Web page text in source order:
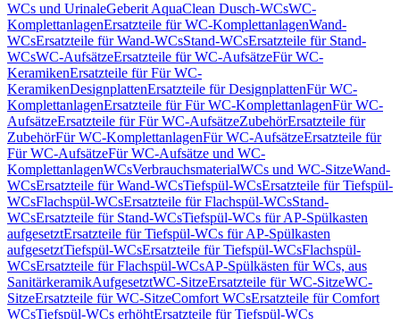
WCs und UrinaleGeberit AquaClean Dusch-WCsWC-
KomplettanlagenErsatzteile für WC-KomplettanlagenWand-
WCsErsatzteile für Wand-WCsStand-WCsErsatzteile für Stand-
WCsWC-AufsätzeErsatzteile für WC-AufsätzeFür WC-
KeramikenErsatzteile für Für WC-
KeramikenDesignplattenErsatzteile für DesignplattenFür WC-
KomplettanlagenErsatzteile für Für WC-KomplettanlagenFür WC-
AufsätzeErsatzteile für Für WC-AufsätzeZubehörErsatzteile für
ZubehörFür WC-KomplettanlagenFür WC-AufsätzeErsatzteile für
Für WC-AufsätzeFür WC-Aufsätze und WC-
KomplettanlagenWCsVerbrauchsmaterialWCs und WC-SitzeWand-
WCsErsatzteile für Wand-WCsTiefspül-WCsErsatzteile für Tiefspül-
WCsFlachspül-WCsErsatzteile für Flachspül-WCsStand-
WCsErsatzteile für Stand-WCsTiefspül-WCs für AP-Spülkasten
aufgesetztErsatzteile für Tiefspül-WCs für AP-Spülkasten
aufgesetztTiefspül-WCsErsatzteile für Tiefspül-WCsFlachspül-
WCsErsatzteile für Flachspül-WCsAP-Spülkästen für WCs, aus
SanitärkeramikAufgesetztWC-SitzeErsatzteile für WC-SitzeWC-
SitzeErsatzteile für WC-SitzeComfort WCsErsatzteile für Comfort
WCsTiefspül-WCs erhöhtErsatzteile für Tiefspül-WCs